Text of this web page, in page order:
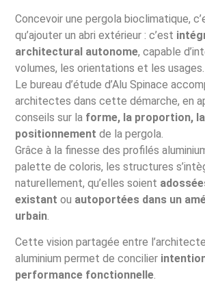
Concevoir une pergola bioclimatique,
qu’ajouter un abri extérieur : c’est
architectural autonome, capable
volumes, les orientations et les usages.
Le bureau d’étude d’Alu Spinace
architectes dans cette démarche, en
conseils sur la forme, la proportion,
positionnement de la pergola.
Grâce à la finesse des profilés
palette de coloris, les structures
naturellement, qu’elles soient
existant ou autoportées dans un
urbain
Cette vision partagée entre
aluminium permet de concilier
performance fonctionnelle.